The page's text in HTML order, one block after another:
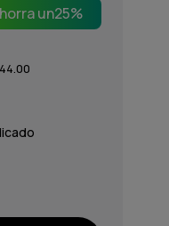
un25%